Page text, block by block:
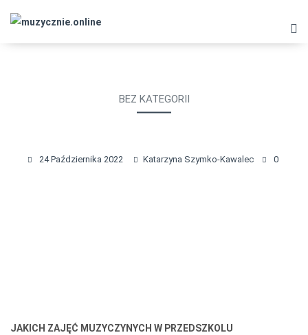
BEZ KATEGORII
24 Października 2022 Katarzyna Szymko-Kawalec 0
JAKICH ZAJĘĆ MUZYCZYNYCH W PRZEDSZKOLU